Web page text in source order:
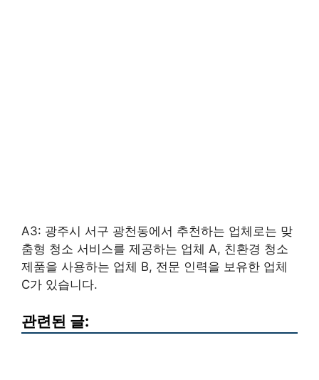
A3: 광주시 서구 광천동에서 추천하는 업체로는 맞
춤형 청소 서비스를 제공하는 업체 A, 친환경 청소
제품을 사용하는 업체 B, 전문 인력을 보유한 업체
C가 있습니다.
관련된 글: